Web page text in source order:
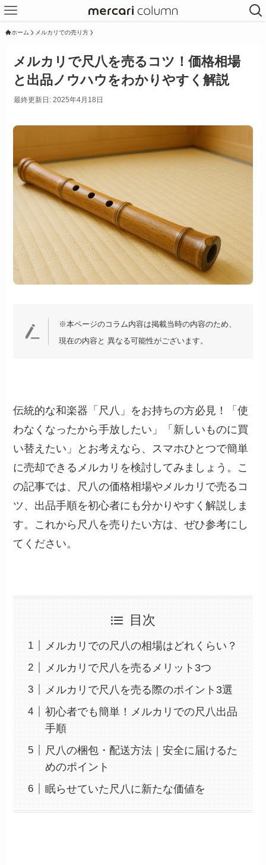
ホーム メルカリでの売り方
メルカリで尺八を売るコツ！価格相場
と出品ノウハウをわかりやすく解説
最終更新日: 2025年4月18日
※本ページのコラム内容は掲載当時の内容のため、
現在の内容と 異なる可能性がございます。
伝統的な和楽器「尺八」をお持ちの方必見！「使
わなくなったから手放したい」「新しいものに買
い替えたい」とお考えなら、スマホひとつで簡単
に売却できるメルカリを検討してみましょう。こ
の記事では、尺八の価格相場やメルカリで売るコ
ツ、出品手順を初心者にも分かりやすく解説しま
す。これから尺八を売りたい方は、ぜひ参考にし
てください。
目次
メルカリでの尺八の相場はどれくらい？
メルカリで尺八を売るメリット3つ
メルカリで尺八を売る際のポイント3選
初心者でも簡単！メルカリでの尺八出品
手順
尺八の梱包・配送方法｜安全に届けるた
めのポイント
眠らせていた尺八に新たな価値を